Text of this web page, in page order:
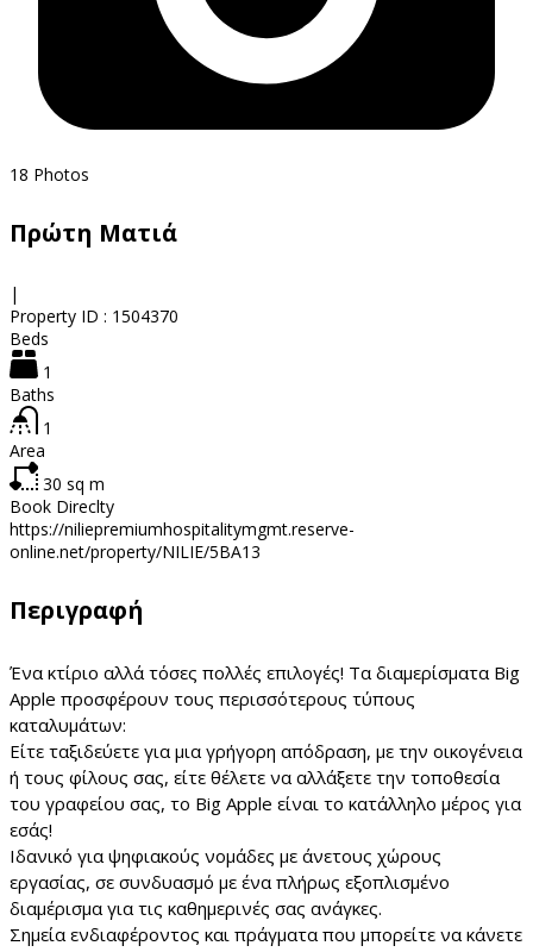
18 Photos
Πρώτη Ματιά
|
Property ID : 1504370
Beds
1
Baths
1
Area
30 sq m
Book Direclty
https://niliepremiumhospitalitymgmt.reserve-
online.net/property/NILIE/5BA13
Περιγραφή
Ένα κτίριο αλλά τόσες πολλές επιλογές! Τα διαμερίσματα Big
Apple προσφέρουν τους περισσότερους τύπους
καταλυμάτων:
Είτε ταξιδεύετε για μια γρήγορη απόδραση, με την οικογένεια
ή τους φίλους σας, είτε θέλετε να αλλάξετε την τοποθεσία
του γραφείου σας, το Big Apple είναι το κατάλληλο μέρος για
εσάς!
Ιδανικό για ψηφιακούς νομάδες με άνετους χώρους
εργασίας, σε συνδυασμό με ένα πλήρως εξοπλισμένο
διαμέρισμα για τις καθημερινές σας ανάγκες.
Σημεία ενδιαφέροντος και πράγματα που μπορείτε να κάνετε